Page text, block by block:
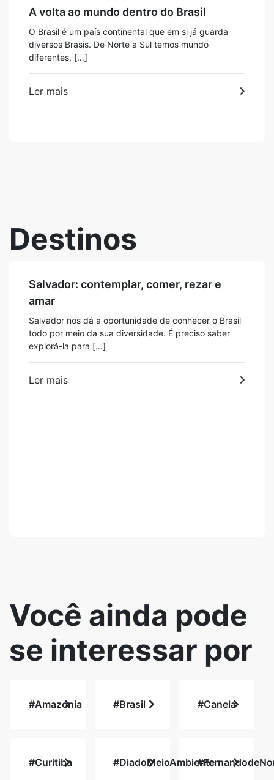
A volta ao mundo dentro do Brasil
O Brasil é um país continental que em si já guarda
diversos Brasis. De Norte a Sul temos mundo
diferentes, […]
Ler mais
Destinos
Salvador: contemplar, comer, rezar e
amar
Salvador nos dá a oportunidade de conhecer o Brasil
todo por meio da sua diversidade. É preciso saber
explorá-la para […]
Ler mais
Você ainda pode
se interessar por
#Amazonia #Brasil #Canela
#Curitiba #DiadoMeioAmbiente